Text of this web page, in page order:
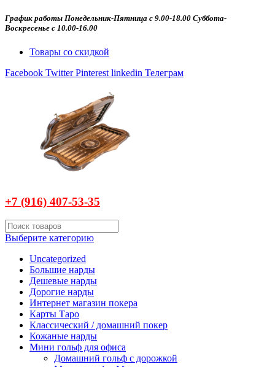
График работы Понедельник-Пятница с 9.00-18.00 Суббота-
Воскресенье с 10.00-16.00
Товары со скидкой
Facebook Twitter Pinterest linkedin Телеграм
+7 (916) 407-53-35
Выберите категорию
Uncategorized
Большие нарды
Дешевые нарды
Дорогие нарды
Интернет магазин покера
Карты Таро
Классический / домашний покер
Кожаные нарды
Мини гольф для офиса
Домашний гольф с дорожкой